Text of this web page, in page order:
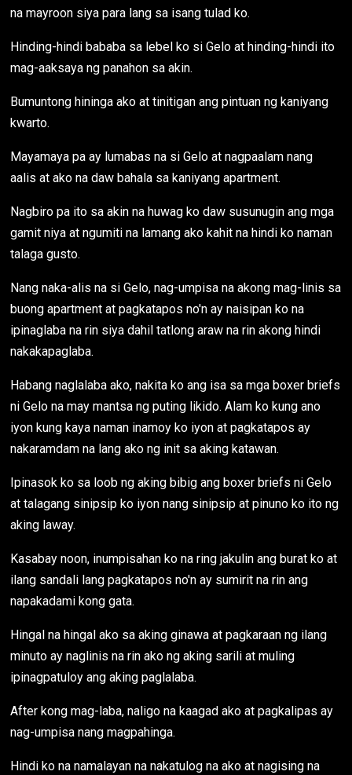
na mayroon siya para lang sa isang tulad ko.
Hinding-hindi bababa sa lebel ko si Gelo at hinding-hindi ito
mag-aaksaya ng panahon sa akin.
Bumuntong hininga ako at tinitigan ang pintuan ng kaniyang
kwarto.
Mayamaya pa ay lumabas na si Gelo at nagpaalam nang
aalis at ako na daw bahala sa kaniyang apartment.
Nagbiro pa ito sa akin na huwag ko daw susunugin ang mga
gamit niya at ngumiti na lamang ako kahit na hindi ko naman
talaga gusto.
Nang naka-alis na si Gelo, nag-umpisa na akong mag-linis sa
buong apartment at pagkatapos no'n ay naisipan ko na
ipinaglaba na rin siya dahil tatlong araw na rin akong hindi
nakakapaglaba.
Habang naglalaba ako, nakita ko ang isa sa mga boxer briefs
ni Gelo na may mantsa ng puting likido. Alam ko kung ano
iyon kung kaya naman inamoy ko iyon at pagkatapos ay
nakaramdam na lang ako ng init sa aking katawan.
Ipinasok ko sa loob ng aking bibig ang boxer briefs ni Gelo
at talagang sinipsip ko iyon nang sinipsip at pinuno ko ito ng
aking laway.
Kasabay noon, inumpisahan ko na ring jakulin ang burat ko at
ilang sandali lang pagkatapos no'n ay sumirit na rin ang
napakadami kong gata.
Hingal na hingal ako sa aking ginawa at pagkaraan ng ilang
minuto ay naglinis na rin ako ng aking sarili at muling
ipinagpatuloy ang aking paglalaba.
After kong mag-laba, naligo na kaagad ako at pagkalipas ay
nag-umpisa nang magpahinga.
Hindi ko na namalayan na nakatulog na ako at nagising na